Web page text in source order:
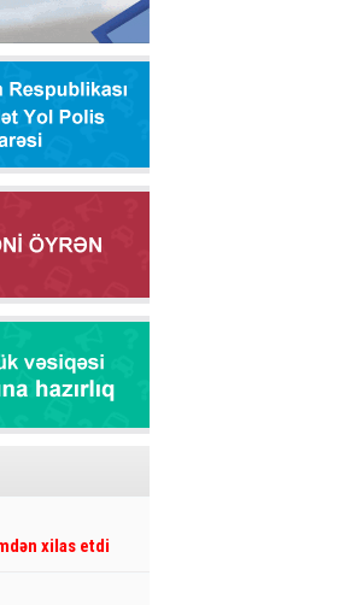
xilas etdi